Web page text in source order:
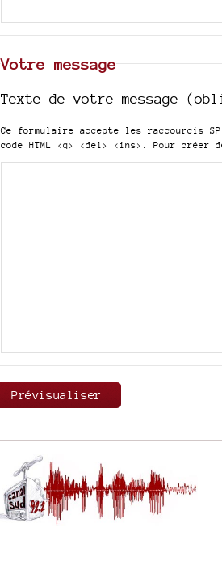
Votre message
Texte de votre message
Ce formulaire accepte les raccourcis
code HTML <q> <del> <ins> . Pour créer